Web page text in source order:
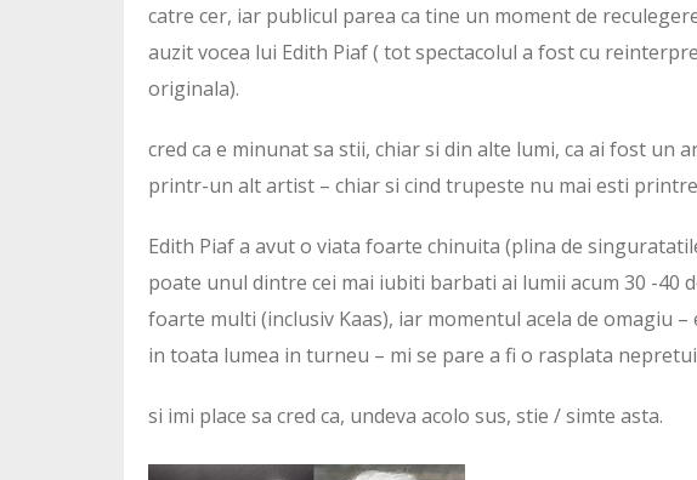
catre cer, iar publicul parea ca tine un moment de
auzit vocea lui Edith Piaf ( tot spectacolul a fost cu
originala).
cred ca e minunat sa stii, chiar si din alte lumi, ca ai fost un
printr-un alt artist – chiar si cind trupeste nu mai esti
Edith Piaf a avut o viata foarte chinuita (plina de
poate unul dintre cei mai iubiti barbati ai lumii acum 30 -40
foarte multi (inclusiv Kaas), iar momentul acela de omagiu
in toata lumea in turneu – mi se pare a fi o rasplata
si imi place sa cred ca, undeva acolo sus, stie / simte asta.